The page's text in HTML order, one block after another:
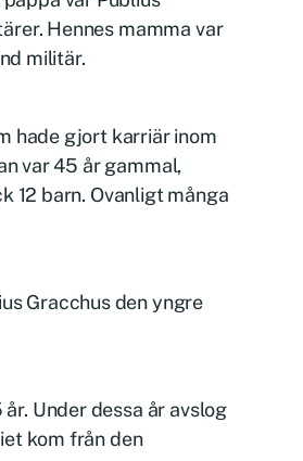
Hennes mamma var
militär.
hade gjort karriär inom
var 45 år gammal,
12 barn. Ovanligt många
Gracchus den yngre
Under dessa år avslog
kom från den